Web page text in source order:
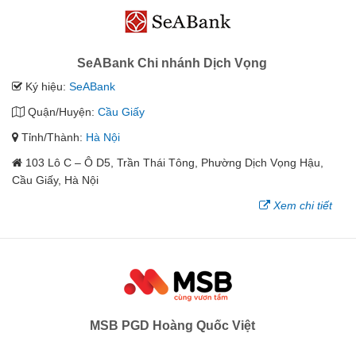
SeABank Chi nhánh Dịch Vọng
Ký hiệu: SeABank
Quận/Huyện: Cầu Giấy
Tỉnh/Thành: Hà Nội
103 Lô C – Ô D5, Trần Thái Tông, Phường Dịch Vọng Hậu,
Cầu Giấy, Hà Nội
Xem chi tiết
MSB PGD Hoàng Quốc Việt